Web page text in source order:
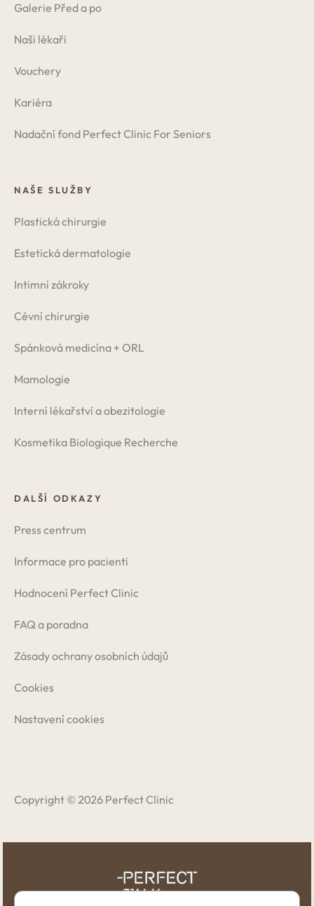
Galerie Před a po
Naši lékaři
Vouchery
Kariéra
Nadační fond Perfect Clinic For Seniors
NAŠE SLUŽBY
Plastická chirurgie
Estetická dermatologie
Intimní zákroky
Cévní chirurgie
Spánková medicína + ORL
Mamologie
Interní lékařství a obezitologie
Kosmetika Biologique Recherche
DALŠÍ ODKAZY
Press centrum
Informace pro pacienti
Hodnocení Perfect Clinic
FAQ a poradna
Zásady ochrany osobních údajů
Cookies
Nastavení cookies
Copyright © 2026 Perfect Clinic